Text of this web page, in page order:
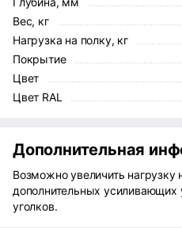
Вес, кг
Нагрузка на полку, кг
Покрытие
Цвет
Цвет RAL
Дополнительная
Возможно увеличить нагрузку
дополнительных усиливающих
уголков.